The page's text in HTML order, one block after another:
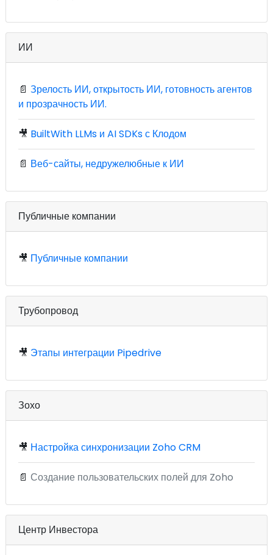
ИИ
📄 Зрелость ИИ, открытость ИИ, готовность агентов
и прозрачность ИИ.
🎥 BuiltWith LLMs и AI SDKs с Клодом
📄 Веб-сайты, недружелюбные к ИИ
Публичные компании
🎥 Публичные компании
Трубопровод
🎥 Этапы интеграции Pipedrive
Зохо
🎥 Настройка синхронизации Zoho CRM
📄 Создание пользовательских полей для Zoho
Центр Инвестора